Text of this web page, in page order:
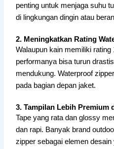
penting untuk menjaga suhu
di lingkungan dingin atau
2. Meningkatkan Rating
Walaupun kain memiliki rating
performanya bisa turun
mendukung. Waterproof
pada bagian depan jaket.
3. Tampilan Lebih Premium
Tape yang rata dan glossy
dan rapi. Banyak brand
zipper sebagai elemen